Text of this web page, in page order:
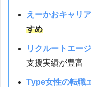
えーかおキャリア
すめ
リクルートエー
支援実績が豊富
Type女性の転職